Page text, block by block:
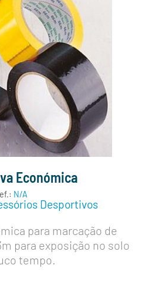
Económica
N/A
Desportivos
para marcação de
para exposição no solo
tempo.